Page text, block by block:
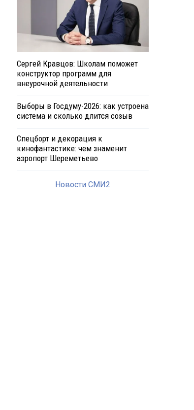
Сергей Кравцов: Школам поможет
конструктор программ для
внеурочной деятельности
Выборы в Госдуму-2026: как устроена
система и сколько длится созыв
Спецборт и декорация к
кинофантастике: чем знаменит
аэропорт Шереметьево
Новости СМИ2